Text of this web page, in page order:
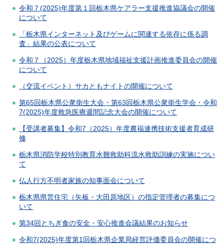
令和７(2025)年度第１回栃木県ケアラー支援推進協議会の開催
について
「栃木県インターネット及びゲームに関連する依存に係る調
査」結果の公表について
令和７（2025）年度栃木県地域福祉支援計画推進委員会の開催
について
（交流イベント）サカともナイトの開催について
第65回栃木県公衆衛生大会・第63回栃木県公衆衛生学会・令和
7(2025)年度救急医療週間記念大会の開催について
【受講者募集】令和7（2025）年度農福連携技術支援者育成研
修
栃木県消防学校特別教育水難救助科流水救助訓練の実施につい
て
仏人行方不明者家族の知事面会について
栃木県県営住宅（矢板・大田原地区）の指定管理者の募集につ
いて
第34回とちぎ食の安全・安心推進会議結果のお知らせ
令和7(2025)年度第1回栃木県企業局経営評価委員会の開催につ